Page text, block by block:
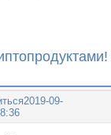
2019-09-